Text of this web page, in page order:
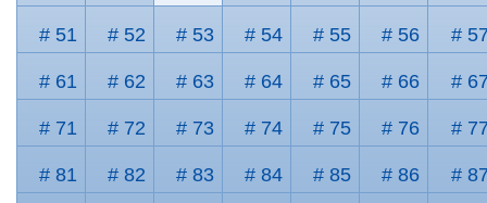
# 51 # 52 # 53 # 54 # 55 # 56 #
# 61 # 62 # 63 # 64 # 65 # 66 #
# 71 # 72 # 73 # 74 # 75 # 76 #
# 81 # 82 # 83 # 84 # 85 # 86 #